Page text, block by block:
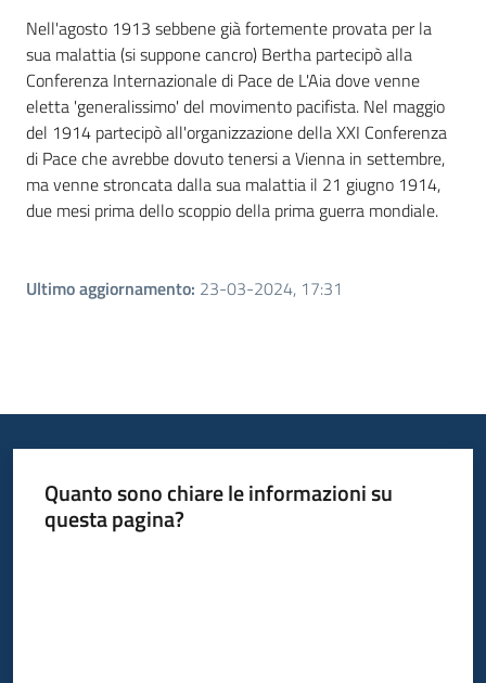
Nell'agosto 1913 sebbene già fortemente provata per la
sua malattia (si suppone cancro) Bertha partecipò alla
Conferenza Internazionale di Pace de L'Aia dove venne
eletta 'generalissimo' del movimento pacifista. Nel maggio
del 1914 partecipò all'organizzazione della XXI Conferenza
di Pace che avrebbe dovuto tenersi a Vienna in settembre,
ma venne stroncata dalla sua malattia il 21 giugno 1914,
due mesi prima dello scoppio della prima guerra mondiale.
Ultimo aggiornamento: 23-03-2024, 17:31
Quanto sono chiare le informazioni su
questa pagina?